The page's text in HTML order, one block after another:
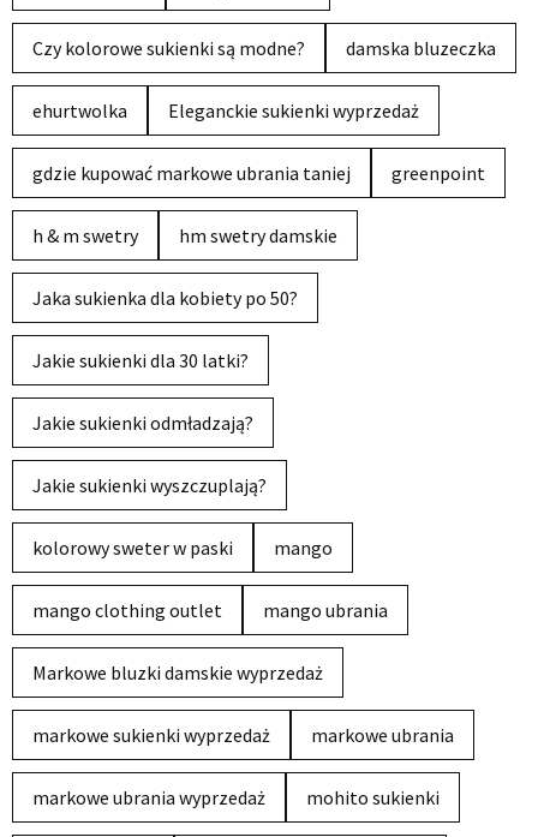
Czy kolorowe sukienki są modne? damska bluzeczka
ehurtwolka Eleganckie sukienki wyprzedaż
gdzie kupować markowe ubrania taniej greenpoint
h & m swetry hm swetry damskie
Jaka sukienka dla kobiety po 50?
Jakie sukienki dla 30 latki?
Jakie sukienki odmładzają?
Jakie sukienki wyszczuplają?
kolorowy sweter w paski mango
mango clothing outlet mango ubrania
Markowe bluzki damskie wyprzedaż
markowe sukienki wyprzedaż markowe ubrania
markowe ubrania wyprzedaż mohito sukienki